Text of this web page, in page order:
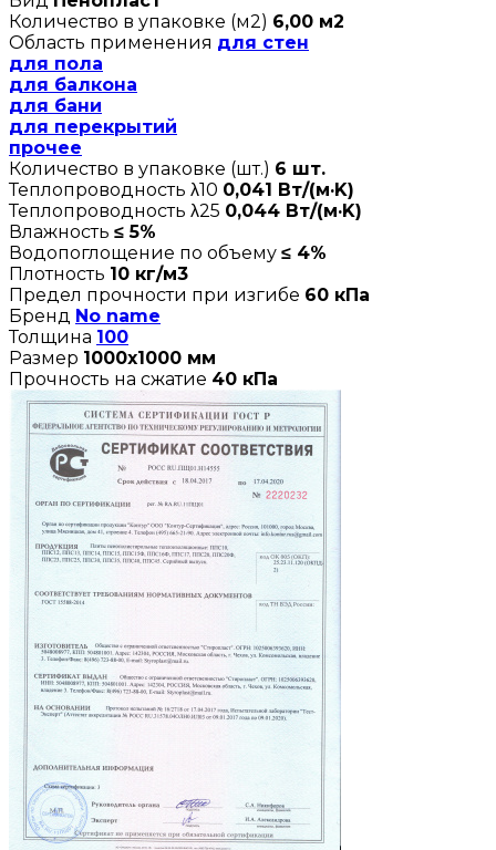
Количество в упаковке (м2) 6,00 м2
Область применения для стен
для пола
для балкона
для бани
для перекрытий
прочее
Количество в упаковке (шт.) 6 шт.
Теплопроводность λ10 0,041 Вт/(м·K)
Теплопроводность λ25 0,044 Вт/(м·K)
Влажность ≤ 5%
Водопоглощение по объему ≤ 4%
Плотность 10 кг/м3
Предел прочности при изгибе 60 кПа
Бренд No name
Толщина 100
Размер 1000х1000 мм
Прочность на сжатие 40 кПа